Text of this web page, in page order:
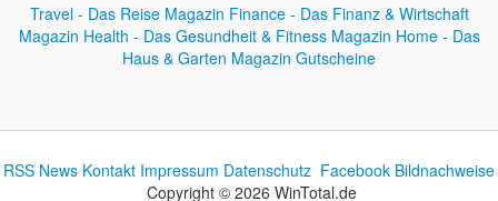
Travel - Das Reise Magazin Finance - Das Finanz & Wirtschaft
Magazin Health - Das Gesundheit & Fitness Magazin Home - Das
Haus & Garten Magazin Gutscheine
RSS News Kontakt Impressum Datenschutz Facebook Bildnachweise
Copyright © 2026 WinTotal.de